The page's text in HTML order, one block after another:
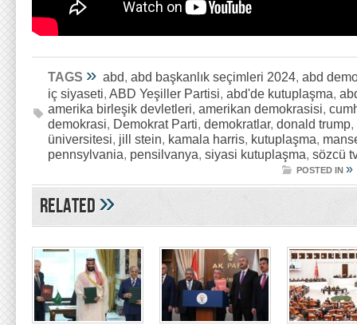
TAGS » abd, abd başkanlık seçimleri 2024, abd
iç siyaseti, ABD Yeşiller Partisi, abd'de kutuplaşma,
amerika birleşik devletleri, amerikan demokrasisi,
demokrasi, Demokrat Parti, demokratlar, donald trump,
üniversitesi, jill stein, kamala harris, kutuplaşma,
pennsylvania, pensilvanya, siyasi kutuplaşma, sözcü
POSTED IN »
Related»